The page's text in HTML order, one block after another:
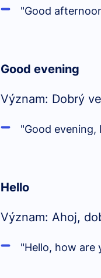
"Good
Good evening
Význam: Dobrý
"Good evening,
Hello
Význam: Ahoj,
"Hello, how are